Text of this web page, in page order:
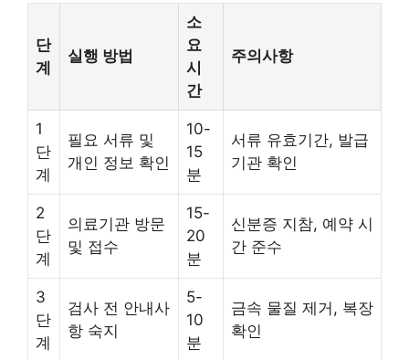
단
계
실행 방법
소
요
시
간
주의사항
1
단
계
필요 서류 및
개인 정보 확인
10-
15
분
서류 유효기간, 발급
기관 확인
2
단
계
의료기관 방문
및 접수
15-
20
분
신분증 지참, 예약 시
간 준수
3
단
계
검사 전 안내사
항 숙지
5-
10
분
금속 물질 제거, 복장
확인